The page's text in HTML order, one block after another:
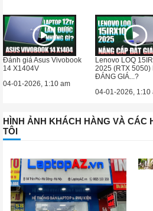
Đánh giá Asus Vivobook
14 X1404V
04-01-2026, 1:10 am
Lenovo LOQ
2025 (RTX 5050)
ĐÁNG GIÁ...?
04-01-2026, 1:10
HÌNH ẢNH KHÁCH HÀNG VÀ CÁC
TÔI